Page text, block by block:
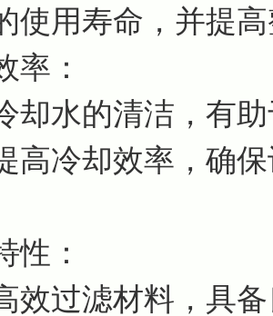
使用寿命，并提
率：
却水的清洁，有
高冷却效率，确
性：
效过滤材料，具